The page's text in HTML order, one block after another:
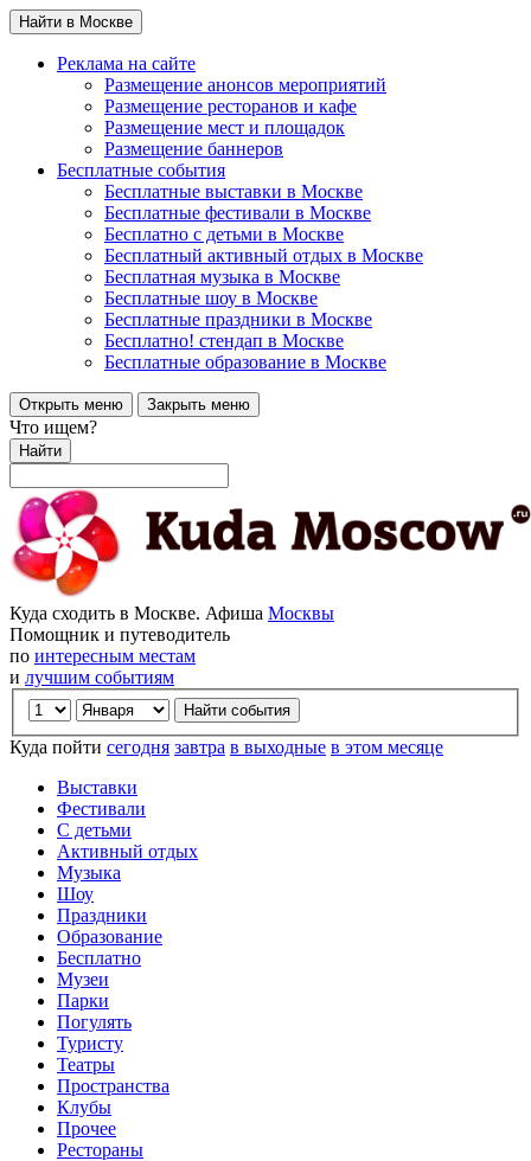
Найти в Москве
Реклама на сайте
Размещение анонсов мероприятий
Размещение ресторанов и кафе
Размещение мест и площадок
Размещение баннеров
Бесплатные события
Бесплатные выставки в Москве
Бесплатные фестивали в Москве
Бесплатно с детьми в Москве
Бесплатный активный отдых в Москве
Бесплатная музыка в Москве
Бесплатные шоу в Москве
Бесплатные праздники в Москве
Бесплатно! стендап в Москве
Бесплатные образование в Москве
Открыть меню Закрыть меню
Что ищем?
Найти
Куда сходить в Москве. Афиша Москвы
Помощник и путеводитель
по интересным местам
и лучшим событиям
Куда пойти сегодня завтра в выходные в этом месяце
Выставки
Фестивали
С детьми
Активный отдых
Музыка
Шоу
Праздники
Образование
Бесплатно
Музеи
Парки
Погулять
Туристу
Театры
Пространства
Клубы
Прочее
Рестораны